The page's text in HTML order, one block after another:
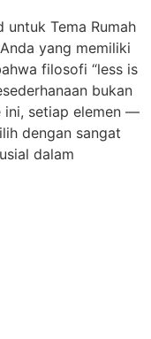
untuk Tema Rumah
yang memiliki
filosofi “less is
bukan
ini, setiap elemen —
dengan sangat
dalam